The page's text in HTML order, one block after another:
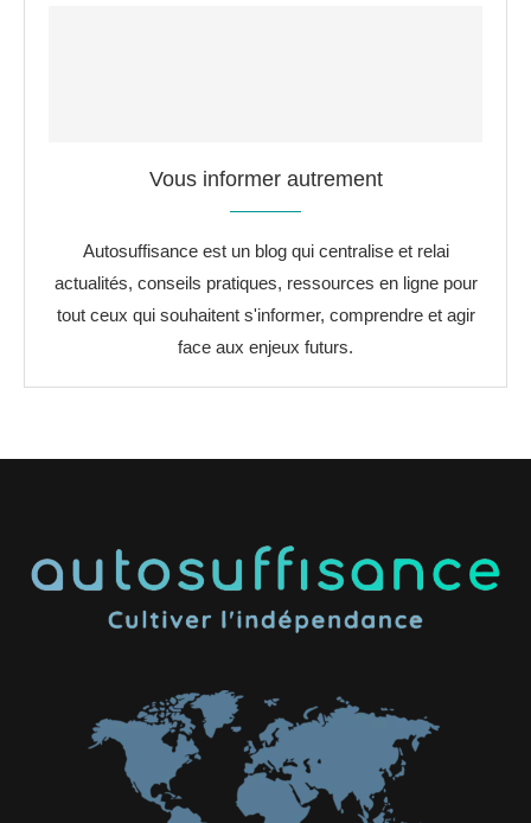
Vous informer autrement
Autosuffisance est un blog qui centralise et relai
actualités, conseils pratiques, ressources en ligne pour
tout ceux qui souhaitent s'informer, comprendre et agir
face aux enjeux futurs.